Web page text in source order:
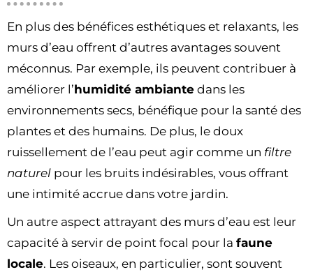
En plus des bénéfices esthétiques et relaxants, les
murs d’eau offrent d’autres avantages souvent
méconnus. Par exemple, ils peuvent contribuer à
améliorer l’humidité ambiante dans les
environnements secs, bénéfique pour la santé des
plantes et des humains. De plus, le doux
ruissellement de l’eau peut agir comme un filtre
naturel pour les bruits indésirables, vous offrant
une intimité accrue dans votre jardin.
Un autre aspect attrayant des murs d’eau est leur
capacité à servir de point focal pour la faune
locale. Les oiseaux, en particulier, sont souvent